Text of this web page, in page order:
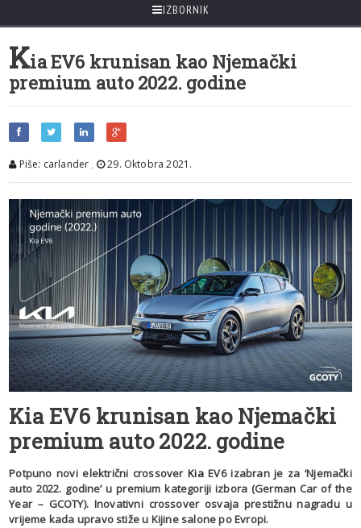
IZBORNIK
Kia EV6 krunisan kao Njemački
premium auto 2022. godine
Piše: carlander , 29. Oktobra 2021.
Kia EV6 krunisan kao Njemački
premium auto 2022. godine
Potpuno novi električni crossoverKiaEV6 izabran je za ‘Njemački
auto 2022. godine’ u premium kategoriji izbora (German Car of the
Year – GCOTY). Inovativni crossover osvaja prestižnu nagradu u
vrijeme kada upravo stiže u Kijine salone po Evropi.